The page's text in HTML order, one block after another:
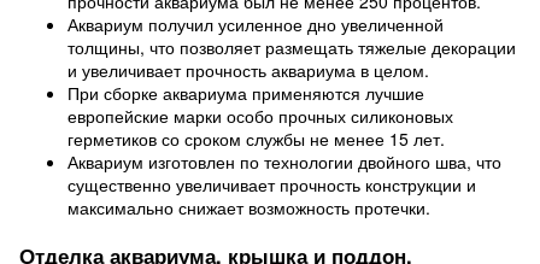
Аквариум получил усиленное дно увеличенной
толщины, что позволяет размещать тяжелые декорации
и увеличивает прочность аквариума в целом.
При сборке аквариума применяются лучшие
европейские марки особо прочных силиконовых
герметиков со сроком службы не менее 15 лет.
Аквариум изготовлен по технологии двойного шва, что
существенно увеличивает прочность конструкции и
максимально снижает возможность протечки.
Отделка аквариума, крышка и поддон.